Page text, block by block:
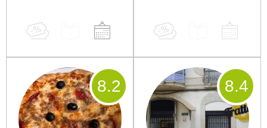
8.2 8.4